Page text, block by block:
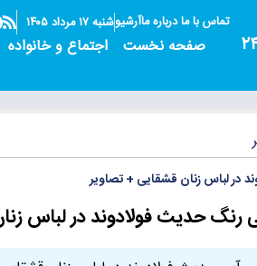
تماس با مادرباره ماآرشیوشنبه ۱۷ مرداد ۱۴۰۵
صفحه نخست اجتماع و خانواده
در لباس زنان قشقایی + تصاویر
رنگ حدیث فولادوند در لباس